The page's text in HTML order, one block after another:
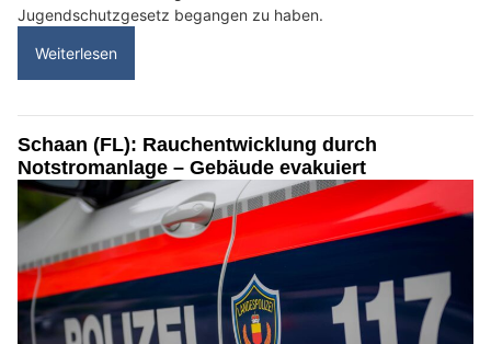
Jugendschutzgesetz begangen zu haben.
Weiterlesen
Schaan (FL): Rauchentwicklung durch
Notstromanlage – Gebäude evakuiert